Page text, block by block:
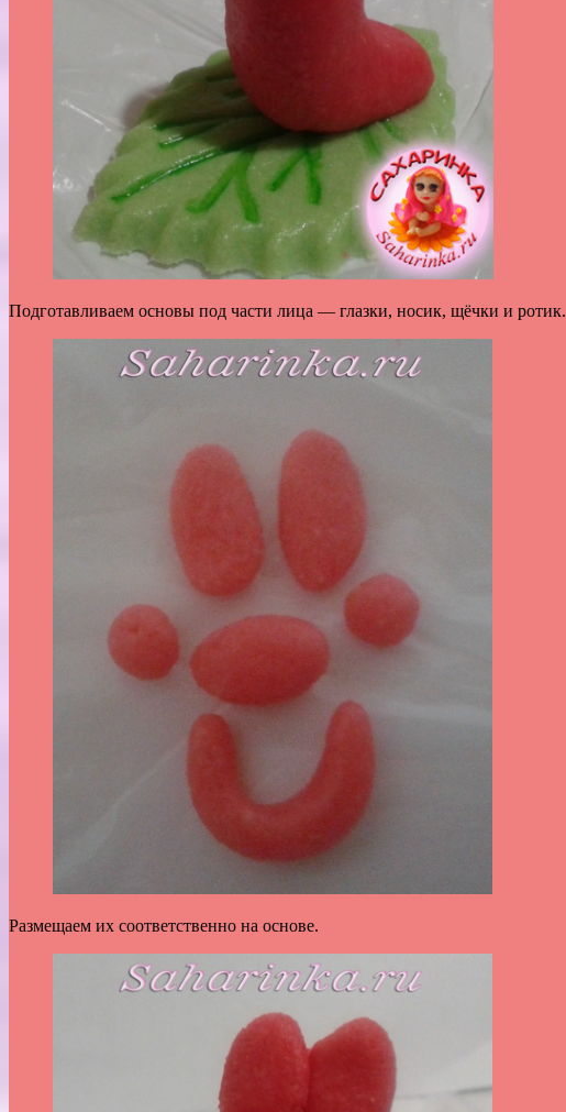
Подготавливаем основы под части лица — глазки, носик, щёчки и ротик.
Размещаем их соответственно на основе.